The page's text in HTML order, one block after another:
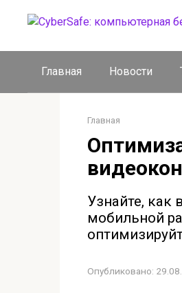
Главная Новости
Главная
Узнайте,
мобильной
Опубликовано: